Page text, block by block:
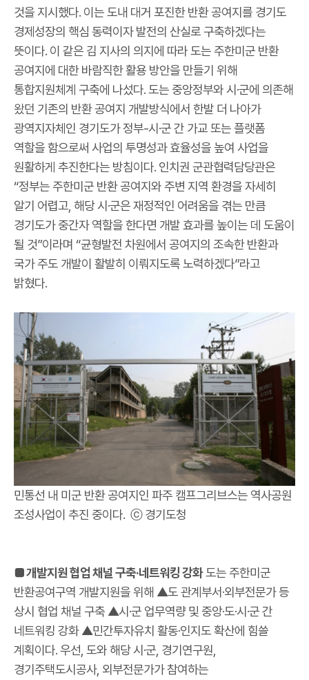
것을 지시했다. 이는 도내 대거 포진한 반환 공여지를 경기도
경제성장의 핵심 동력이자 발전의 산실로 구축하겠다는
뜻이다. 이 같은 김 지사의 의지에 따라 도는 주한미군 반환
공여지에 대한 바람직한 활용 방안을 만들기 위해
통합지원체계 구축에 나섰다. 도는 중앙정부와 시·군에 의존해
왔던 기존의 반환 공여지 개발방식에서 한발 더 나아가
광역지자체인 경기도가 정부-시·군 간 가교 또는 플랫폼
역할을 함으로써 사업의 투명성과 효율성을 높여 사업을
원활하게 추진한다는 방침이다. 인치권 군관협력담당관은
“정부는 주한미군 반환 공여지와 주변 지역 환경을 자세히
알기 어렵고, 해당 시·군은 재정적인 어려움을 겪는 만큼
경기도가 중간자 역할을 한다면 개발 효과를 높이는 데 도움이
될 것”이라며 “균형발전 차원에서 공여지의 조속한 반환과
국가 주도 개발이 활발히 이뤄지도록 노력하겠다”라고
밝혔다.
민통선 내 미군 반환 공여지인 파주 캠프그리브스는 역사공원
조성사업이 추진 중이다. ⓒ 경기도청
■ 개발지원 협업 채널 구축·네트워킹 강화도는 주한미군
반환공여구역 개발지원을 위해 ▲도 관계부서·외부전문가 등
상시 협업 채널 구축 ▲시·군 업무역량 및 중앙·도·시·군 간
네트워킹 강화 ▲민간투자유치 활동·인지도 확산에 힘쓸
계획이다. 우선, 도와 해당 시·군, 경기연구원,
경기주택도시공사, 외부전문가가 참여하는